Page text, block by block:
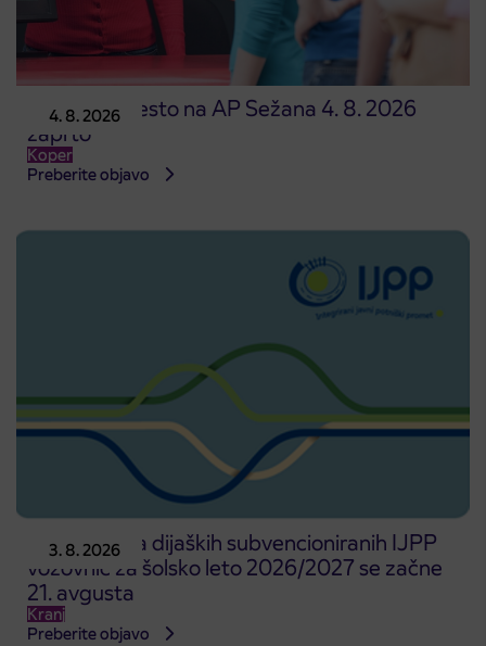
4. 8. 2026
Prodajno mesto na AP Sežana 4. 8. 2026
zaprto
Koper
Preberite objavo
3. 8. 2026
Predprodaja dijaških subvencioniranih IJPP
vozovnic za šolsko leto 2026/2027 se začne
21. avgusta
Kranj
Preberite objavo